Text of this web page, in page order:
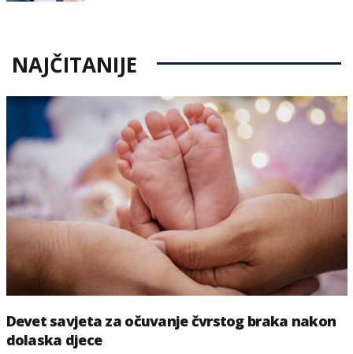
NAJČITANIJE
Devet savjeta za očuvanje čvrstog braka nakon
dolaska djece